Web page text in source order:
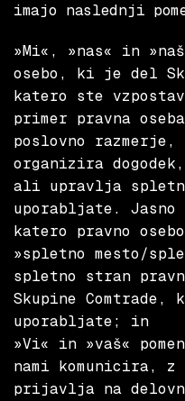
imajo naslednji
»Mi«, »nas« in
osebo, ki je del
katero ste
primer pravna
poslovno
organizira
ali upravlja
uporabljate. Jasno
katero pravno
»spletno mesto/
spletno stran
Skupine
uporabljate; in
»Vi« in »vaš«
nami komunicira,
prijavlja na